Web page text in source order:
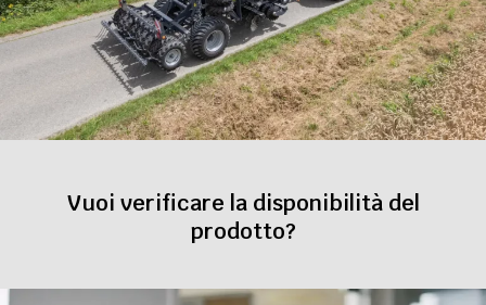
Vuoi verificare la disponibilità del
prodotto?